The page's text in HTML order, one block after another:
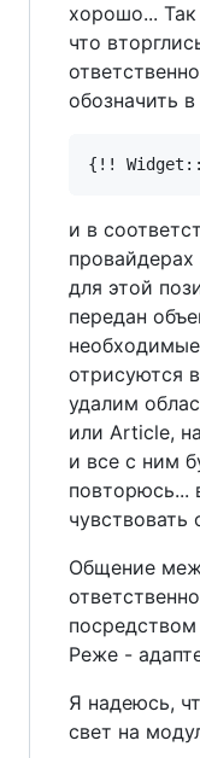
хорошо...
что
обозначить
{!!
и в
для этой
передан
отрисуются
удалим
или Article,
и все с ним
повторюсь...
чувствовать
Общение
Реже -
Я надеюсь,
свет на